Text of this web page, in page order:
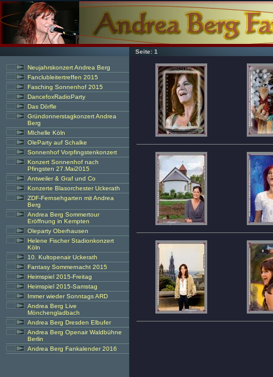
Seite: 1
Neujahrskonzert Andrea Berg
Fanclubleitertreffen 2015
Fasching Sonnenhof 2015
DancefoxRadioParty
Das Dörfle
Gründonnerstagkonzert Andrea
Berg
MIchelle Köln
OleParty auf Schalke
Sonnenhof Vorpfingstenkonzert
Konzert Sonnenhof nach
Pfingsten 27.Mai2015
Antweiler & Graf und Co
Konzerte Blasorchester Uckerath
ZDF-Fernsehgarten mit Andrea
Berg
Andrea Berg Sommertour
Eröffnung in Kempten
Oleparty Oberhausen
Helene Fischer Stadionkonzert
Köln
10. Kultopenair Uckerath
Fantasy Sommernacht 2015
Heimspiel 2015-Freitag
Heimspiel 2015-Samstag
Immer wieder Sonntags ARD
Andrea Berg Live
Mönchengladbach
Andrea Berg Dresden Elbufer
Andrea Berg Openair Waldbühne
Berlin
Andrea Berg Fankalender 2016